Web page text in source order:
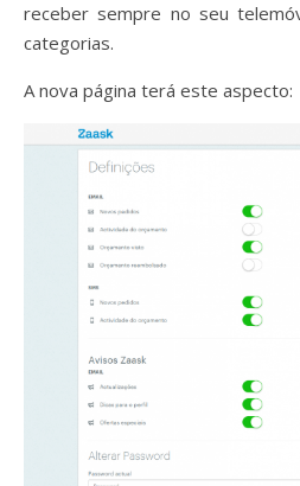
receber sempre no seu
categorias.
A nova página terá este aspecto: